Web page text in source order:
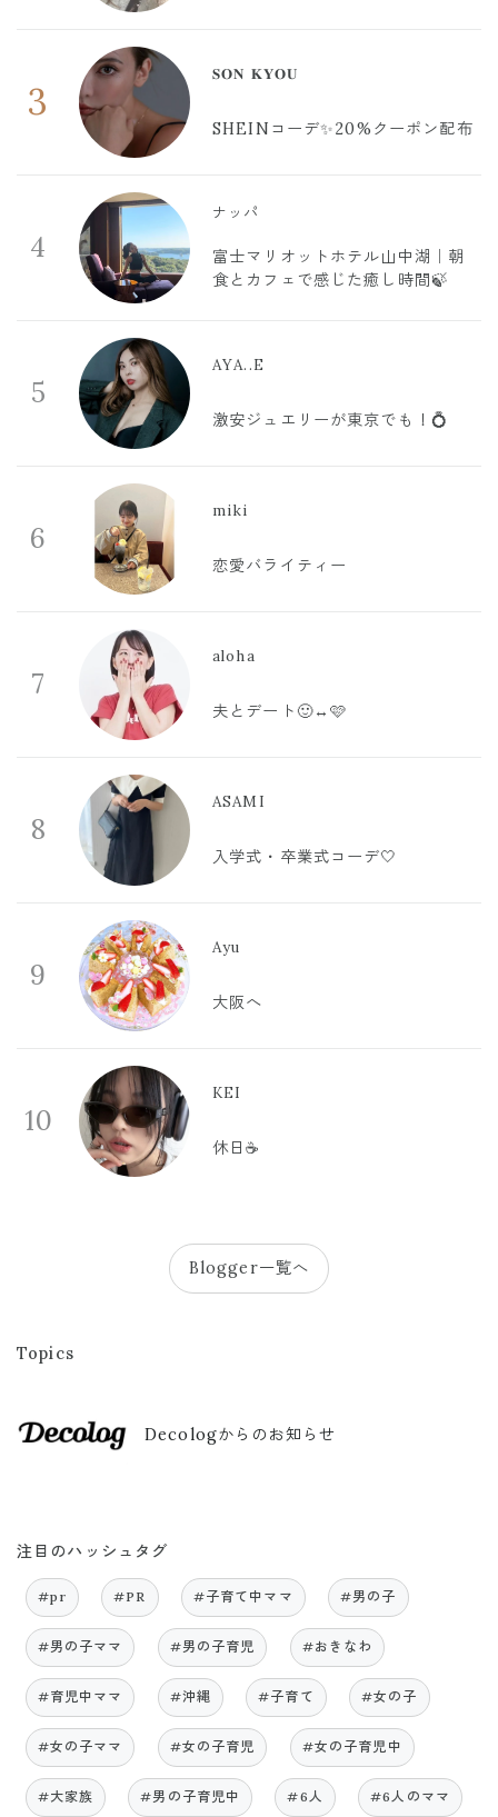
3
𝐒𝐎𝐍 𝐊𝐘𝐎𝐔
SHEINコーデ✨20%クーポン配布
4
ナッパ
富士マリオットホテル山中湖｜朝
食とカフェで感じた癒し時間🍃
5
AYA..E
激安ジュエリーが東京でも！💍
6
miki
恋愛バライティー
7
aloha
夫とデート🙂‍↔️🩷
8
ASAMI
入学式・卒業式コーデ🤍
9
Ayu
大阪へ
10
KEI
休日☕️
Blogger一覧へ
Topics
Decologからのお知らせ
注目のハッシュタグ
#pr #PR #子育て中ママ #男の子
#男の子ママ #男の子育児 #おきなわ
#育児中ママ #沖縄 #子育て #女の子
#女の子ママ #女の子育児 #女の子育児中
#大家族 #男の子育児中 #6人 #6人のママ